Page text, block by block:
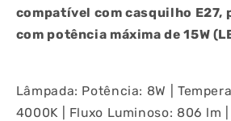
compatível com casquilho E27,
com potência máxima de 15W
Lâmpada: Potência: 8W |
4000K | Fluxo Luminoso: 806 lm